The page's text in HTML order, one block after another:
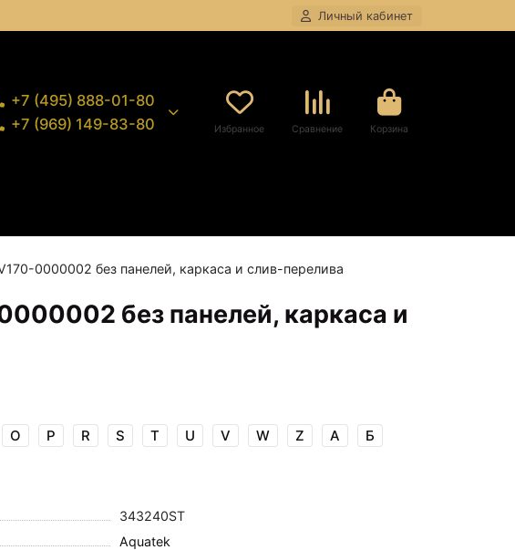
Личный кабинет
+7 (495) 888-01-80
+7 (969) 149-83-80
Избранное Сравнение Корзина
0000002 без панелей, каркаса и слив-перелива
без панелей, каркаса и
O P R S T U V W Z А Б
343240ST
Aquatek